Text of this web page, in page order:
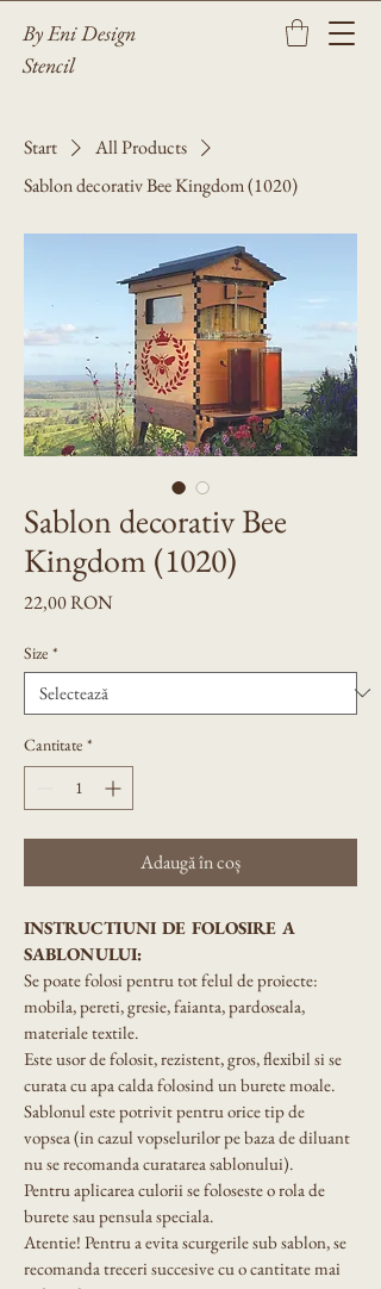
By Eni Design
Stencil
Start
All Products
Sablon decorativ Bee Kingdom (1020)
Sablon decorativ Bee
Kingdom (1020)
22,00 RONPreț
Size *
Cantitate *
Adaugă în coș
INSTRUCTIUNI DE FOLOSIRE A
SABLONULUI:
Se poate folosi pentru tot felul de proiecte:
mobila, pereti, gresie, faianta, pardoseala,
materiale textile.
Este usor de folosit, rezistent, gros, flexibil si se
curata cu apa calda folosind un burete moale.
Sablonul este potrivit pentru orice tip de
vopsea (in cazul vopselurilor pe baza de diluant
nu se recomanda curatarea sablonului).
Pentru aplicarea culorii se foloseste o rola de
burete sau pensula speciala.
Atentie! Pentru a evita scurgerile sub sablon, se
recomanda treceri succesive cu o cantitate mai